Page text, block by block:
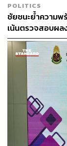
สิ่งที่จะต้องขุดต่อ
ไทย ที่มีความสา
ลงทุน ผู้ประกอ
พัฒนาประเทศใน
การบริหารงาน
ประโยชน์จากร
เหลวหดตัว เข้า
เทียบประเทศอื่
คือ ทำไมการร
โชคช่วยเพราะเ
เลี้ยงไข้ ซึ่งโช
POLITICS
ชัยชนะย้ำความ
เน้นตรวจสอบผล